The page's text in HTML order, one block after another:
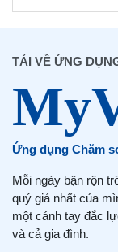
TẢI VỀ ỨNG
Ứng dụng Chăm
Mỗi ngày bận rộn
quý giá nhất của
một cánh tay đắc
và cả gia đình.